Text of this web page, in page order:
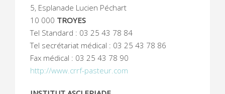
5, Esplanade Lucien Péchart
10 000 TROYES
Tel Standard : 03 25 43 78 84
Tel secrétariat médical : 03 25 43 78 86
Fax médical : 03 25 43 78 90
http://www.crrf-pasteur.com